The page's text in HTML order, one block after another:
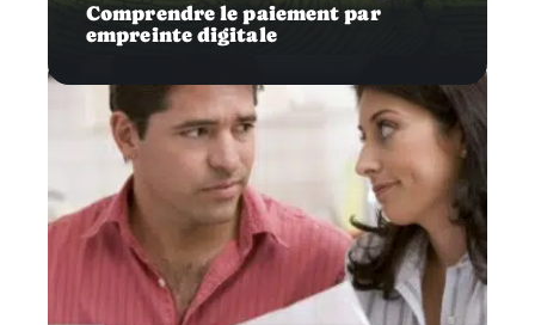
Comprendre le paiement par
empreinte digitale